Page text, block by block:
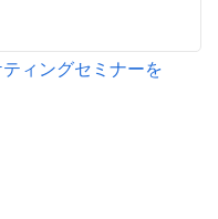
ィングセミナーを